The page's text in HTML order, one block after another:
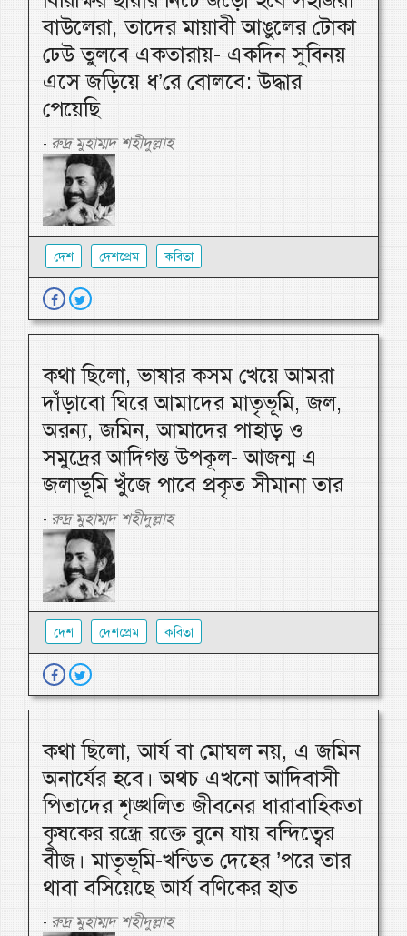
বাউলেরা, তাদের মায়াবী আঙুলের টোকা
ঢেউ তুলবে একতারায়- একদিন সুবিনয়
এসে জড়িয়ে ধ’রে বোলবে: উদ্ধার
পেয়েছি
- রুদ্র মুহাম্মদ শহীদুল্লাহ
দেশ দেশপ্রেম কবিতা
কথা ছিলো, ভাষার কসম খেয়ে আমরা
দাঁড়াবো ঘিরে আমাদের মাতৃভূমি, জল,
অরন্য, জমিন, আমাদের পাহাড় ও
সমুদ্রের আদিগন্ত উপকূল- আজন্ম এ
জলাভূমি খুঁজে পাবে প্রকৃত সীমানা তার
- রুদ্র মুহাম্মদ শহীদুল্লাহ
দেশ দেশপ্রেম কবিতা
কথা ছিলো, আর্য বা মোঘল নয়, এ জমিন
অনার্যের হবে। অথচ এখনো আদিবাসী
পিতাদের শৃঙ্খলিত জীবনের ধারাবাহিকতা
কৃষকের রন্ধ্রে রক্তে বুনে যায় বন্দিত্বের
বীজ। মাতৃভূমি-খন্ডিত দেহের ’পরে তার
থাবা বসিয়েছে আর্য বণিকের হাত
- রুদ্র মুহাম্মদ শহীদুল্লাহ